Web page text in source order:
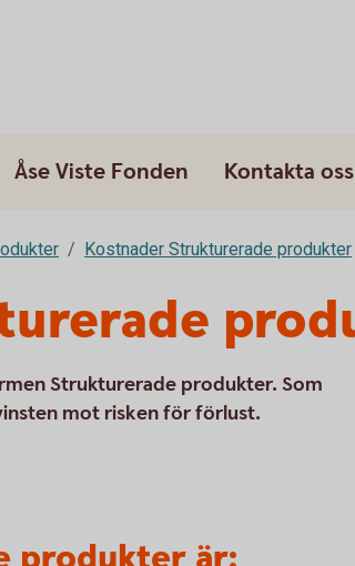
Åse Viste Fonden Kontakta oss
Kostnader Strukturerade produkter
Strukturerade produkter. Som
mot risken för förlust.